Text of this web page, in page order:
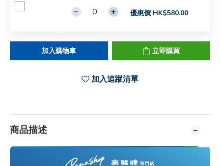
優惠價 HK$580.00
加入購物車 立即購買
加入追蹤清單
商品描述